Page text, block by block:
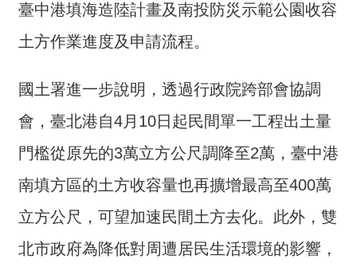
快
題
服
務
互
交
流
回
臺中港填海造陸計畫及南投防災示範公園收容
土方作業進度及申請流程。
國土署進一步說明，透過行政院跨部會協調
會，臺北港自4月10日起民間單一工程出土量
門檻從原先的3萬立方公尺調降至2萬，臺中港
南填方區的土方收容量也再擴增最高至400萬
立方公尺，可望加速民間土方去化。此外，雙
北市政府為降低對周遭居民生活環境的影響，